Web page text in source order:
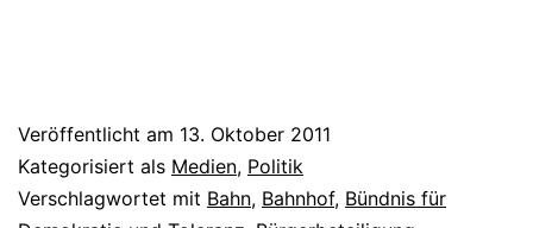
Veröffentlicht am 13. Oktober 2011
Kategorisiert als Medien, Politik
Verschlagwortet mit Bahn, Bahnhof, Bündnis für